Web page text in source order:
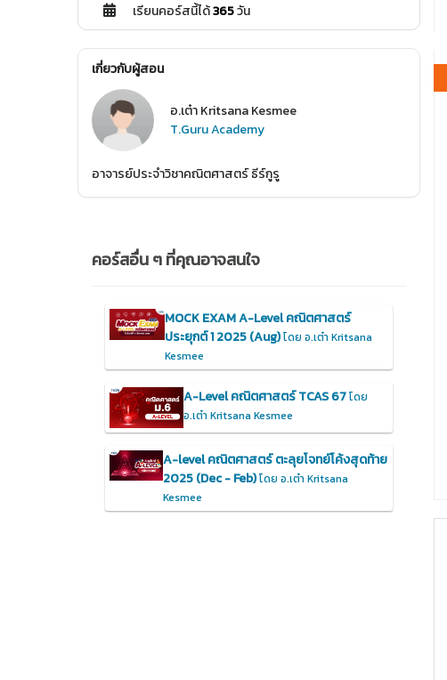
เรียนคอร์สนี้ได้365วัน
เกี่ยวกับผู้สอน
อ.เต๋า Kritsana Kesmee
T.Guru Academy
อาจารย์ประจำวิชาคณิตศาสตร์ ธีร์กูรู
คอร์สอื่น ๆ ที่คุณอาจสนใจ
MOCK EXAM A-Level คณิตศาสตร์
ประยุกต์ 1 2025 (Aug)โดย อ.เต๋า Kritsana
Kesmee
A-Level คณิตศาสตร์ TCAS 67โดย
อ.เต๋า Kritsana Kesmee
A-level คณิตศาสตร์ ตะลุยโจทย์โค้งสุดท้าย
2025 (Dec - Feb)โดย อ.เต๋า Kritsana
Kesmee